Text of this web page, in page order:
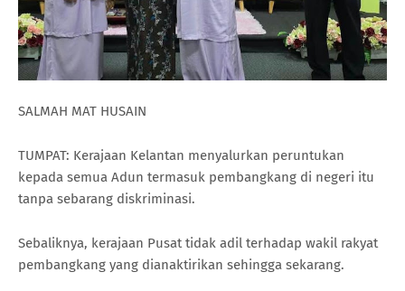
SALMAH MAT HUSAIN
TUMPAT: Kerajaan Kelantan menyalurkan peruntukan
kepada semua Adun termasuk pembangkang di negeri itu
tanpa sebarang diskriminasi.
Sebaliknya, kerajaan Pusat tidak adil terhadap wakil rakyat
pembangkang yang dianaktirikan sehingga sekarang.